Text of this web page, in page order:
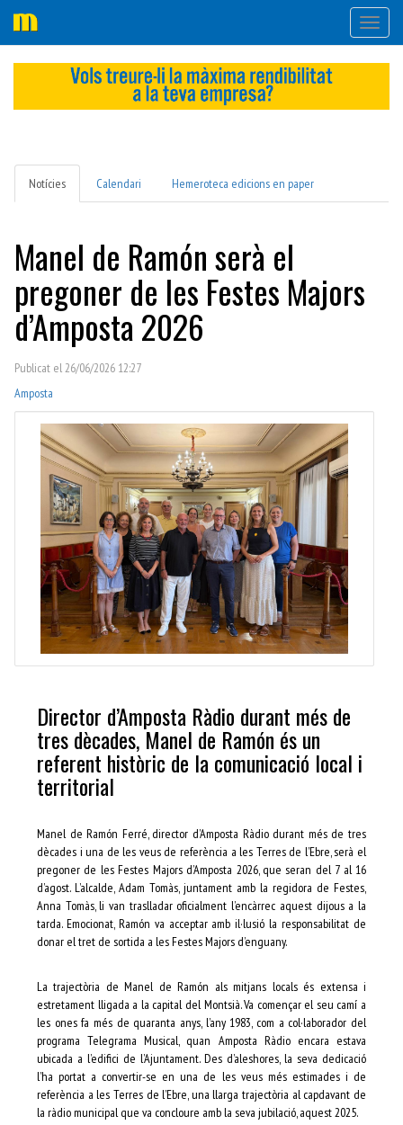
Notícies Calendari Hemeroteca edicions en paper
Manel de Ramón serà el
pregoner de les Festes Majors
d’Amposta 2026
Publicat el 26/06/2026 12:27
Amposta
Director d’Amposta Ràdio durant més de
tres dècades, Manel de Ramón és un
referent històric de la comunicació local i
territorial
Manel de Ramón Ferré, director d’Amposta Ràdio durant més de tres
dècades i una de les veus de referència a les Terres de l’Ebre, serà el
pregoner de les Festes Majors d’Amposta 2026, que seran del 7 al 16
d’agost. L’alcalde, Adam Tomàs, juntament amb la regidora de Festes,
Anna Tomàs, li van traslladar oficialment l’encàrrec aquest dijous a la
tarda. Emocionat, Ramón va acceptar amb il·lusió la responsabilitat de
donar el tret de sortida a les Festes Majors d’enguany.
La trajectòria de Manel de Ramón als mitjans locals és extensa i
estretament lligada a la capital del Montsià. Va començar el seu camí a
les ones fa més de quaranta anys, l’any 1983, com a col·laborador del
programa Telegrama Musical, quan Amposta Ràdio encara estava
ubicada a l’edifici de l’Ajuntament. Des d’aleshores, la seva dedicació
l’ha portat a convertir-se en una de les veus més estimades i de
referència a les Terres de l’Ebre, una llarga trajectòria al capdavant de
la ràdio municipal que va concloure amb la seva jubilació, aquest 2025.